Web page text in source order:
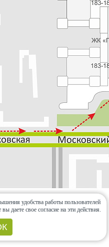
удобства работы пользователей
даете свое согласие на эти действия.